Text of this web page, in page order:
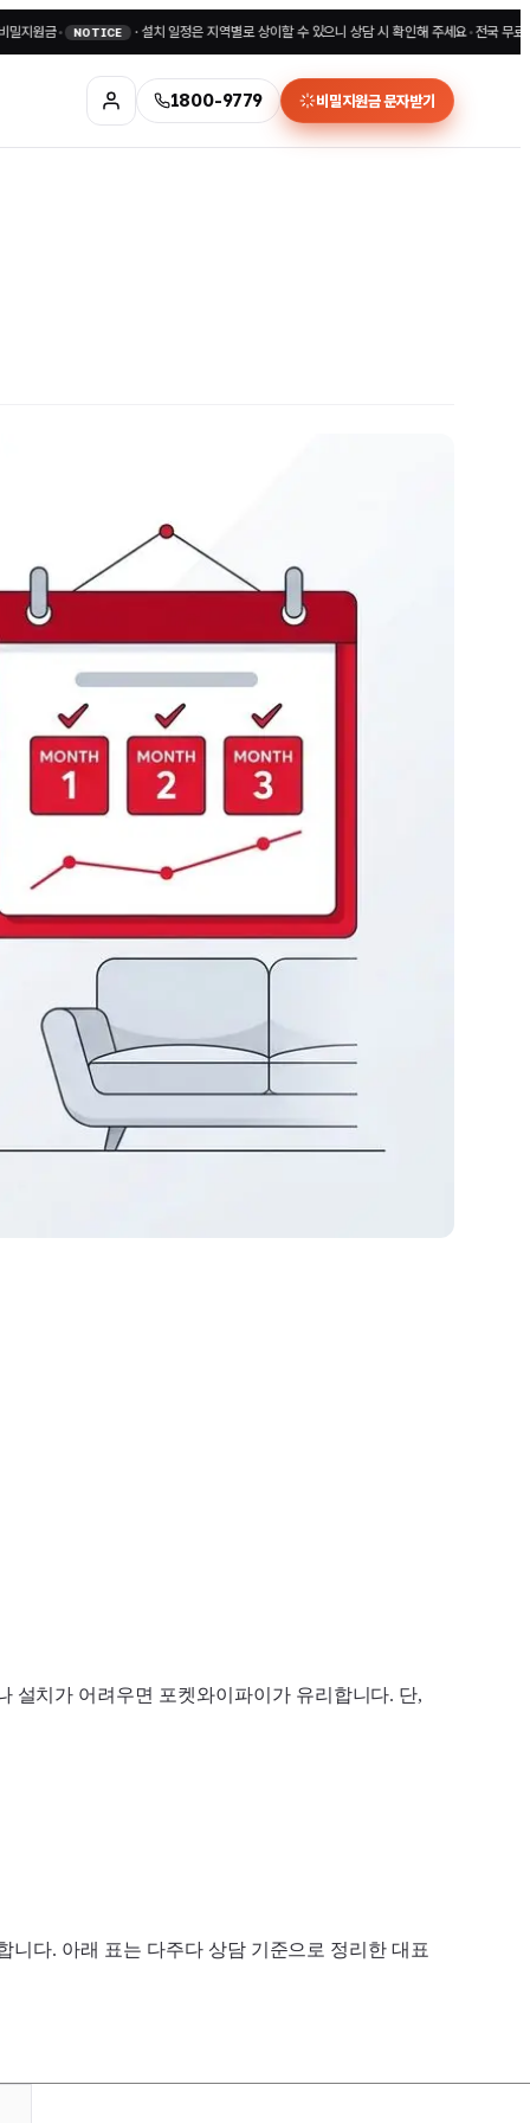
• NOTICE ·설치 일정은 지역별로 상이할 수 있으니 상담 시 확인해 주세요• 전국 무료상담
1800-9779 비밀지원금 문자받기
설치가 어려우면 포켓와이파이가 유리합니다. 단,
니다. 아래 표는 다주다 상담 기준으로 정리한 대표